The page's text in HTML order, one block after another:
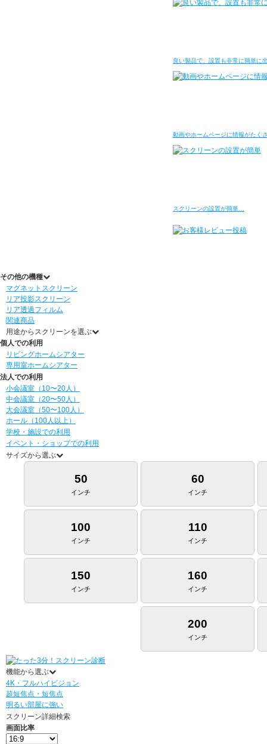
良い製品で、設置も非常に簡単に
動画やホームページに情報がたく
スクリーンの設置が簡単…
その他の機種
マグネットスクリーン
リア投影スクリーン
リア透過フィルム
関連商品
用途からスクリーンを選ぶ
個人での利用
リビングホームシアター
専用室ホームシアター
法人での利用
小会議室（10〜20人）
中会議室（20〜50人）
大会議室（50〜100人）
ホール（100人以上）
学校・施設での利用
イベント・ショップでの利用
サイズから選ぶ
50
インチ
60
インチ
100
インチ
110
インチ
150
インチ
160
インチ
200
インチ
機能から選ぶ
4K・フルハイビジョン
超短焦点・短焦点
明るい部屋に強い
スクリーン詳細検索
画面比率